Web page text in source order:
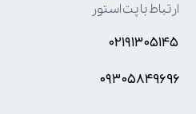
ارتباط با پت استور
۰۲۱۹۱۳۰۵۱۴۵
۰۹۳۰۵8۴9696